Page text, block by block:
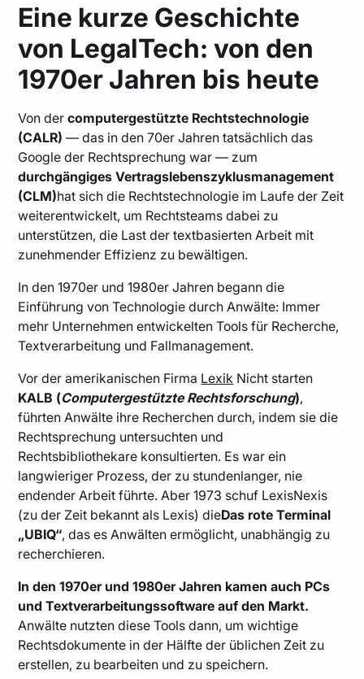
Eine kurze Geschichte
von LegalTech: von den
1970er Jahren bis heute
Von dercomputergestützte Rechtstechnologie
(CALR) — das in den 70er Jahren tatsächlich das
Google der Rechtsprechung war — zum
durchgängiges Vertragslebenszyklusmanagement
(CLM)hat sich die Rechtstechnologie im Laufe der Zeit
weiterentwickelt, um Rechtsteams dabei zu
unterstützen, die Last der textbasierten Arbeit mit
zunehmender Effizienz zu bewältigen.
In den 1970er und 1980er Jahren begann die
Einführung von Technologie durch Anwälte: Immer
mehr Unternehmen entwickelten Tools für Recherche,
Textverarbeitung und Fallmanagement.
Vor der amerikanischen Firma Lexik Nicht starten
KALB (Computergestützte Rechtsforschung),
führten Anwälte ihre Recherchen durch, indem sie die
Rechtsprechung untersuchten und
Rechtsbibliothekare konsultierten. Es war ein
langwieriger Prozess, der zu stundenlanger, nie
endender Arbeit führte. Aber 1973 schuf LexisNexis
(zu der Zeit bekannt als Lexis) dieDas rote Terminal
„UBIQ“, das es Anwälten ermöglicht, unabhängig zu
recherchieren.
In den 1970er und 1980er Jahren kamen auch PCs
und Textverarbeitungssoftware auf den Markt.
Anwälte nutzten diese Tools dann, um wichtige
Rechtsdokumente in der Hälfte der üblichen Zeit zu
erstellen, zu bearbeiten und zu speichern.